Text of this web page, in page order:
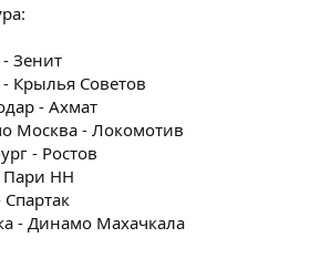
Зенит
Крылья Советов
- Ахмат
Москва - Локомотив
- Ростов
Пари НН
- Динамо Махачкала